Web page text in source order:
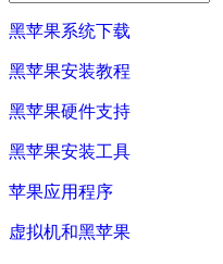
黑苹果系统下载
黑苹果安装教程
黑苹果硬件支持
黑苹果安装工具
苹果应用程序
虚拟机和黑苹果